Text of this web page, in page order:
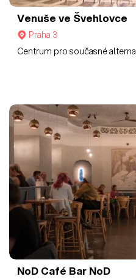
Venuše ve Švehlovce
Praha 3
Centrum pro současné
NoD Café Bar NoD